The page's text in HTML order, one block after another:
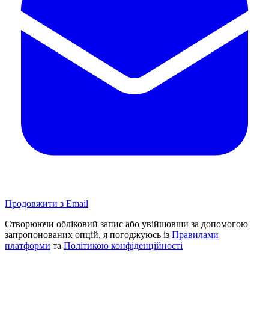
Продовжити з Email
Створюючи обліковий запис або увійшовши за допомогою
запропонованих опцій, я погоджуюсь із Правилами
платформи та Політикою конфіденційності